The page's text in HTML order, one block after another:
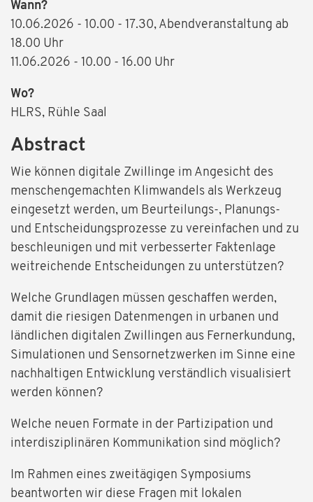
Wann?
10.06.2026 - 10.00 - 17.30, Abendveranstaltung ab
18.00 Uhr
11.06.2026 - 10.00 - 16.00 Uhr
Wo?
HLRS, Rühle Saal
Abstract
Wie können digitale Zwillinge im Angesicht des
menschengemachten Klimwandels als Werkzeug
eingesetzt werden, um Beurteilungs-, Planungs-
und Entscheidungsprozesse zu vereinfachen und zu
beschleunigen und mit verbesserter Faktenlage
weitreichende Entscheidungen zu unterstützen?
Welche Grundlagen müssen geschaffen werden,
damit die riesigen Datenmengen in urbanen und
ländlichen digitalen Zwillingen aus Fernerkundung,
Simulationen und Sensornetzwerken im Sinne eine
nachhaltigen Entwicklung verständlich visualisiert
werden können?
Welche neuen Formate in der Partizipation und
interdisziplinären Kommunikation sind möglich?
Im Rahmen eines zweitägigen Symposiums
beantworten wir diese Fragen mit lokalen